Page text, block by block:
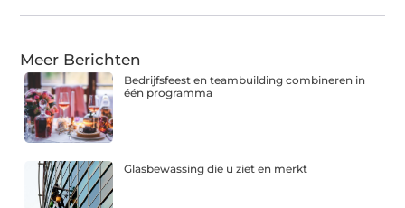
Meer Berichten
Bedrijfsfeest en teambuilding combineren in
één programma
Glasbewassing die u ziet en merkt